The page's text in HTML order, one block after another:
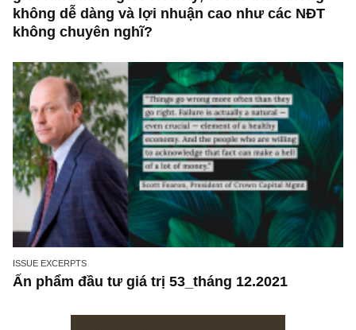
Những thương vụ bán khống thảm họa nhất
giới fund managers Hoa Kỳ, vì sao bán
không chuyên nghĩ?